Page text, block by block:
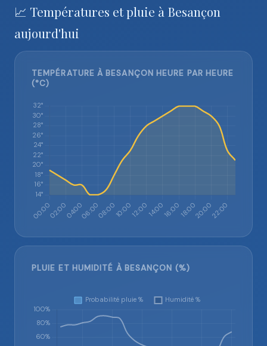
📈 Températures et pluie à Besançon
aujourd'hui
TEMPÉRATURE À BESANÇON HEURE PAR HEURE
(°C)
PLUIE ET HUMIDITÉ À BESANÇON (%)